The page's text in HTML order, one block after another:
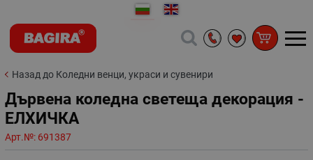
Назад до Коледни венци, украси и сувенири
Дървена коледна светеща декорация -
ЕЛХИЧКА
Арт.№: 691387